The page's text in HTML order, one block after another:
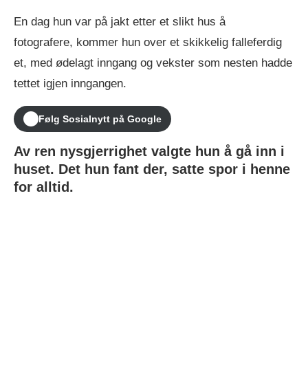
En dag hun var på jakt etter et slikt hus å
fotografere, kommer hun over et skikkelig falleferdig
et, med ødelagt inngang og vekster som nesten hadde
tettet igjen inngangen.
Følg Sosialnytt på Google
Av ren nysgjerrighet valgte hun å gå inn i
huset. Det hun fant der, satte spor i henne
for alltid.